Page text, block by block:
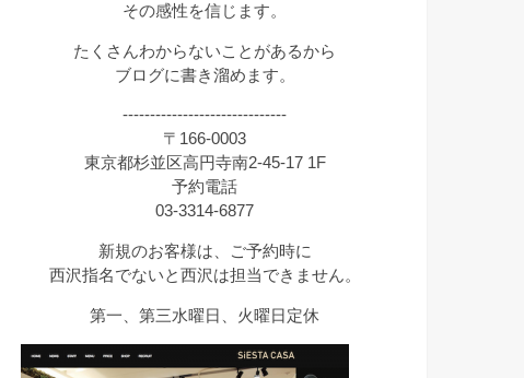
その感性を信じます。
たくさんわからないことがあるから
ブログに書き溜めます。
------------------------------
〒166-0003
東京都杉並区高円寺南2-45-17 1F
予約電話
03-3314-6877
新規のお客様は、ご予約時に
西沢指名でないと西沢は担当できません。
第一、第三水曜日、火曜日定休